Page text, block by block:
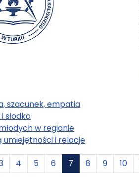
szacunek, empatia
słodko
w regionie
umiejętności i relacje
4 5 6 7 8 9 10